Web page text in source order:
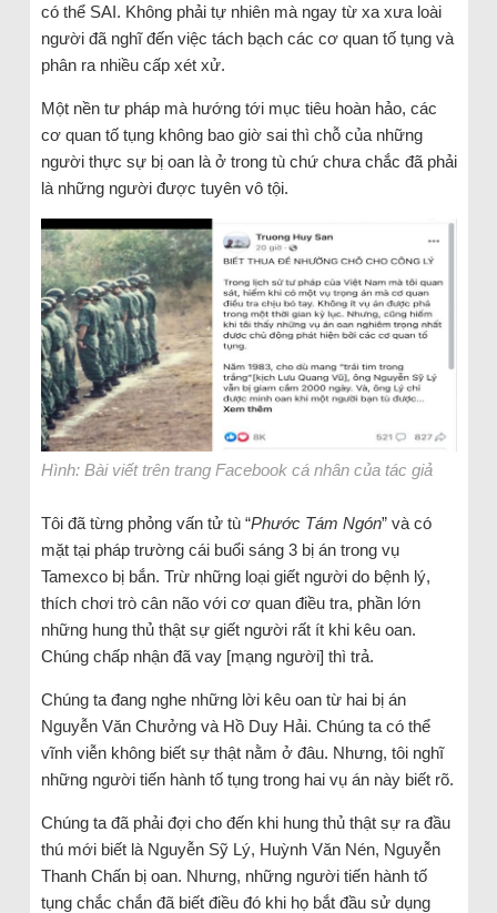
có thể SAI. Không phải tự nhiên mà ngay từ xa xưa loài
người đã nghĩ đến việc tách bạch các cơ quan tố tụng và
phân ra nhiều cấp xét xử.
Một nền tư pháp mà hướng tới mục tiêu hoàn hảo, các
cơ quan tố tụng không bao giờ sai thì chỗ của những
người thực sự bị oan là ở trong tù chứ chưa chắc đã phải
là những người được tuyên vô tội.
Hình: Bài viết trên trang Facebook cá nhân của tác giả
Tôi đã từng phỏng vấn tử tù “Phước Tám Ngón” và có
mặt tại pháp trường cái buổi sáng 3 bị án trong vụ
Tamexco bị bắn. Trừ những loại giết người do bệnh lý,
thích chơi trò cân não với cơ quan điều tra, phần lớn
những hung thủ thật sự giết người rất ít khi kêu oan.
Chúng chấp nhận đã vay [mạng người] thì trả.
Chúng ta đang nghe những lời kêu oan từ hai bị án
Nguyễn Văn Chưởng và Hồ Duy Hải. Chúng ta có thể
vĩnh viễn không biết sự thật nằm ở đâu. Nhưng, tôi nghĩ
những người tiến hành tố tụng trong hai vụ án này biết rõ.
Chúng ta đã phải đợi cho đến khi hung thủ thật sự ra đầu
thú mới biết là Nguyễn Sỹ Lý, Huỳnh Văn Nén, Nguyễn
Thanh Chấn bị oan. Nhưng, những người tiến hành tố
tụng chắc chắn đã biết điều đó khi họ bắt đầu sử dụng